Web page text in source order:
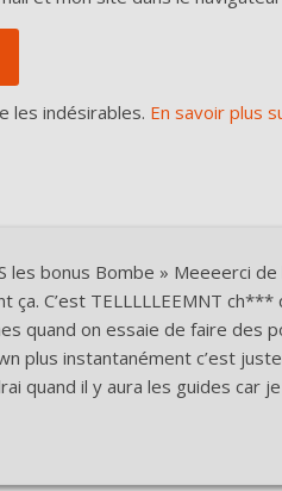
les indésirables. En savoir plus
les bonus Bombe » Meeeerci
ça. C’est TELLLLLEEMNT
quand on essaie de faire des
plus instantanément c’est
quand il y aura les guides car